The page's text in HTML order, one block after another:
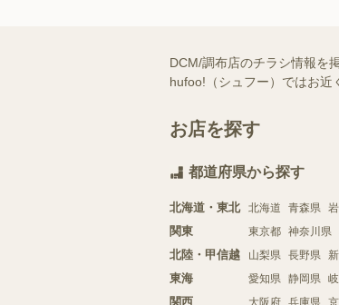
DCM/調布店のチラシ情報を
hufoo!（シュフー）ではお近
お店を探す
都道府県から探す
北海道・東北 北海道 青森県
関東 東京都 神奈川県
北陸・甲信越 山梨県 長野県
東海 愛知県 静岡県
関西 大阪府 兵庫県